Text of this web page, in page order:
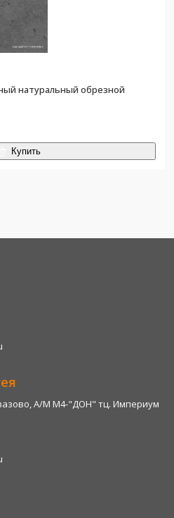
натуральный обрезной
Купить
А/М М4-"ДОН" тц. Империум